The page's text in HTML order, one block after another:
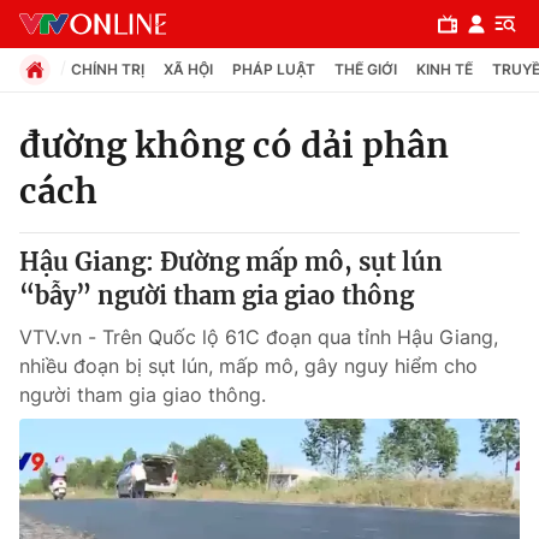
Chuyên mục
Chính trị
Xã hội
Pháp luật
Y tế
Thế giới
CHÍNH TRỊ XÃ HỘI PHÁP LUẬT THẾ GIỚI KINH TẾ
đường không có dải phân
cách
Hậu Giang: Đường mấp mô, sụt lún
“bẫy” người tham gia giao thông
VTV.vn - Trên Quốc lộ 61C đoạn qua tỉnh Hậu Giang,
nhiều đoạn bị sụt lún, mấp mô, gây nguy hiểm cho
người tham gia giao thông.